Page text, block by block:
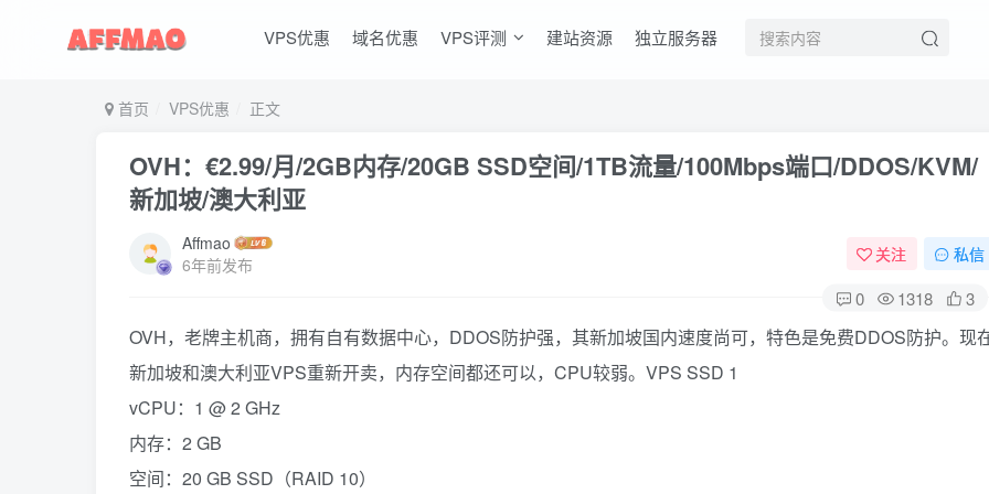
VPS优惠 域名优惠 VPS评测 建站资源 独立服务器
首页 VPS优惠 正文
OVH：€2.99/月/2GB内存/20GB SSD空间/1TB流量/100Mbps端口/DDOS/KVM/
新加坡/澳大利亚
Affmao
6年前发布
关注 私信
0 1318 3
OVH，老牌主机商，拥有自有数据中心，DDOS防护强，其新加坡国内速度尚可，特色是免费DDOS防护。现
新加坡和澳大利亚VPS重新开卖，内存空间都还可以，CPU较弱。VPS SSD 1
vCPU：1 @ 2 GHz
内存：2 GB
空间：20 GB SSD（RAID 10）